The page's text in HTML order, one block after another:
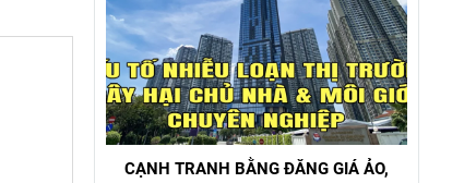
bất động sản.
CẠNH TRANH BẰNG ĐĂNG GIÁ ẢO,